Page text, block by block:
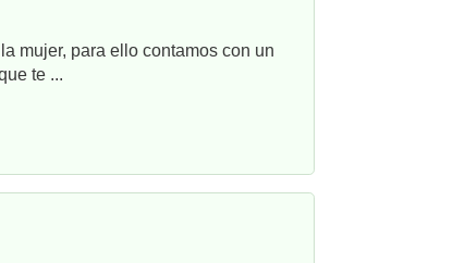
mujer, para ello contamos con un
te ...